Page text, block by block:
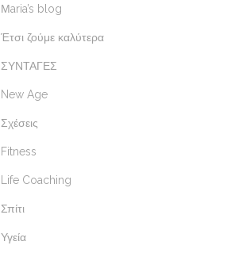
Μaria’s blog
Έτσι ζούμε καλύτερα
ΣΥΝΤΑΓΕΣ
New Age
Σχέσεις
Fitness
Life Coaching
Σπίτι
Υγεία